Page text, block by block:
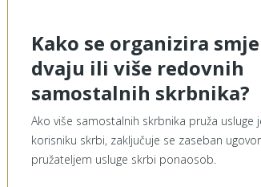
Kako se organizira
dvaju ili više redovnih
samostalnih skrbnika?
Ako više samostalnih skrbnika pruža usluge
korisniku skrbi, zaključuje se zaseban
pružateljem usluge skrbi ponaosob.